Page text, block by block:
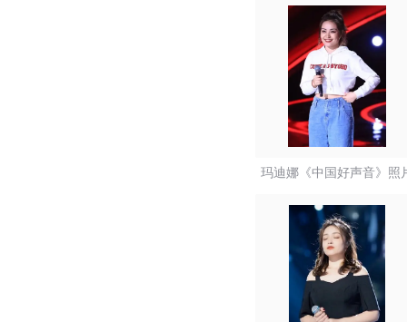
玛迪娜《中国好声音》照